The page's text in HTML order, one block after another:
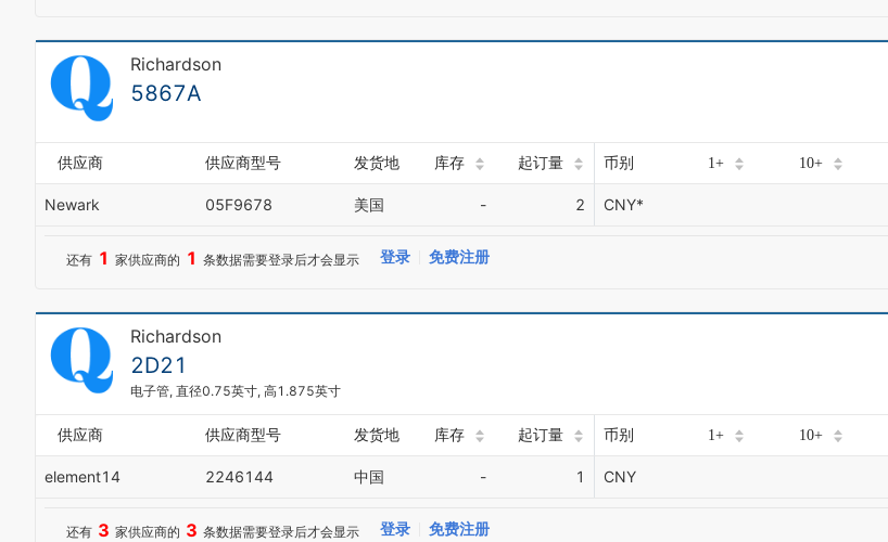
Richardson
5867A
供应商 供应商型号 发货地 库存 起订量 币别 1+ 10+
Newark 05F9678 美国 - 2 CNY*
还有 1 家供应商的 1 条数据需要登录后才会显示 登录 免费注册
Richardson
2D21
电子管, 直径0.75英寸, 高1.875英寸
供应商 供应商型号 发货地 库存 起订量 币别 1+ 10+
element14 2246144 中国 - 1 CNY
还有 3 家供应商的 3 条数据需要登录后才会显示 登录 免费注册